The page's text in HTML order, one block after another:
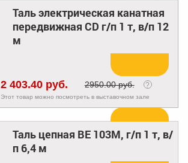
Таль электрическая канатная
передвижная CD г/п 1 т, в/п 12
м
2950.00 руб. ?
2 403.40 руб.
Этот товар можно посмотреть в выставочном зале
Таль цепная BE 103М, г/п 1 т, в/
п 6,4 м